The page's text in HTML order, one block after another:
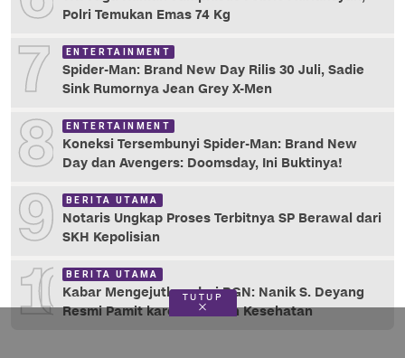
Polri Temukan Emas 74 Kg
7 ENTERTAINMENT
Spider-Man: Brand New Day Rilis 30 Juli, Sadie
Sink Rumornya Jean Grey X-Men
8 ENTERTAINMENT
Koneksi Tersembunyi Spider-Man: Brand New
Day dan Avengers: Doomsday, Ini Buktinya!
9 BERITA UTAMA
Notaris Ungkap Proses Terbitnya SP Berawal dari
SKH Kepolisian
10 BERITA UTAMA
Kabar Mengejutkan dari BGN: Nanik S. Deyang
Resmi Pamit karena Alasan Kesehatan
TUTUP